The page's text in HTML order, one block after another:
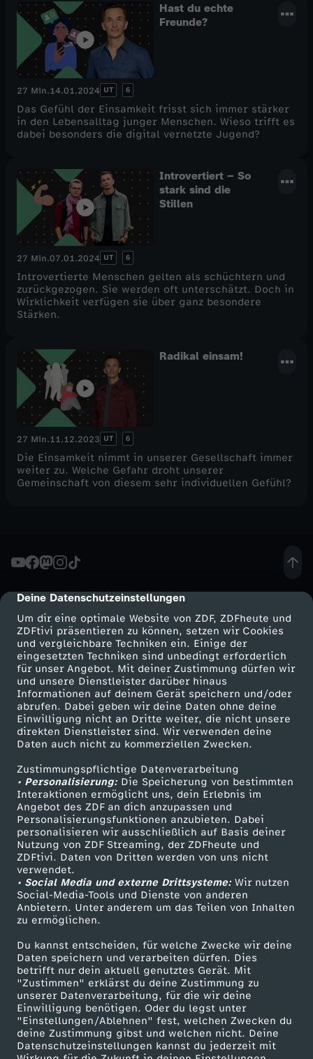
cmp-dialog-description
Deine Datenschutzeinstellungen
Um dir eine optimale Website von ZDF, ZDFheute und
ZDFtivi präsentieren zu können, setzen wir Cookies
und vergleichbare Techniken ein. Einige der
eingesetzten Techniken sind unbedingt erforderlich
für unser Angebot. Mit deiner Zustimmung dürfen wir
und unsere Dienstleister darüber hinaus
Informationen auf deinem Gerät speichern und/oder
abrufen. Dabei geben wir deine Daten ohne deine
Einwilligung nicht an Dritte weiter, die nicht unsere
direkten Dienstleister sind. Wir verwenden deine
Daten auch nicht zu kommerziellen Zwecken.
Zustimmungspflichtige Datenverarbeitung
• Personalisierung:Die Speicherung von bestimmten
Interaktionen ermöglicht uns, dein Erlebnis im
Angebot des ZDF an dich anzupassen und
Personalisierungsfunktionen anzubieten. Dabei
personalisieren wir ausschließlich auf Basis deiner
Nutzung von ZDF Streaming, der ZDFheute und
ZDFtivi. Daten von Dritten werden von uns nicht
verwendet.
• Social Media und externe Drittsysteme:Wir nutzen
Social-Media-Tools und Dienste von anderen
Anbietern. Unter anderem um das Teilen von Inhalten
zu ermöglichen.
Du kannst entscheiden, für welche Zwecke wir deine
Daten speichern und verarbeiten dürfen. Dies
betrifft nur dein aktuell genutztes Gerät. Mit
"Zustimmen" erklärst du deine Zustimmung zu
unserer Datenverarbeitung, für die wir deine
Einwilligung benötigen. Oder du legst unter
"Einstellungen/Ablehnen" fest, welchen Zwecken du
deine Zustimmung gibst und welchen nicht. Deine
Datenschutzeinstellungen kannst du jederzeit mit
Hast du echte
Freunde?
27 Min.14.01.2024 UT 6
Das Gefühl der Einsamkeit frisst sich immer stärker
in den Lebensalltag junger Menschen. Wieso trifft es
dabei besonders die digital vernetzte Jugend?
Introvertiert – So
stark sind die
Stillen
27 Min.07.01.2024 UT 6
Introvertierte Menschen gelten als schüchtern und
zurückgezogen. Sie werden oft unterschätzt. Doch in
Wirklichkeit verfügen sie über ganz besondere
Stärken.
Radikal einsam!
27 Min.11.12.2023 UT 6
Die Einsamkeit nimmt in unserer Gesellschaft immer
weiter zu. Welche Gefahr droht unserer
Gemeinschaft von diesem sehr individuellen Gefühl?
Mehr ZDF
ZDF-Apps
Smart TV
ZDFtext
Livestreams
Sendungen A-Z
TV-Programm
Service
ZDFmitreden
Kontakt zum ZDF
Tickets
Zuschauerservice
Hilfe
ZDF Unternehmen
Karriere
ZDF goes Schule
Werbefernsehen
Mainzelmännchen